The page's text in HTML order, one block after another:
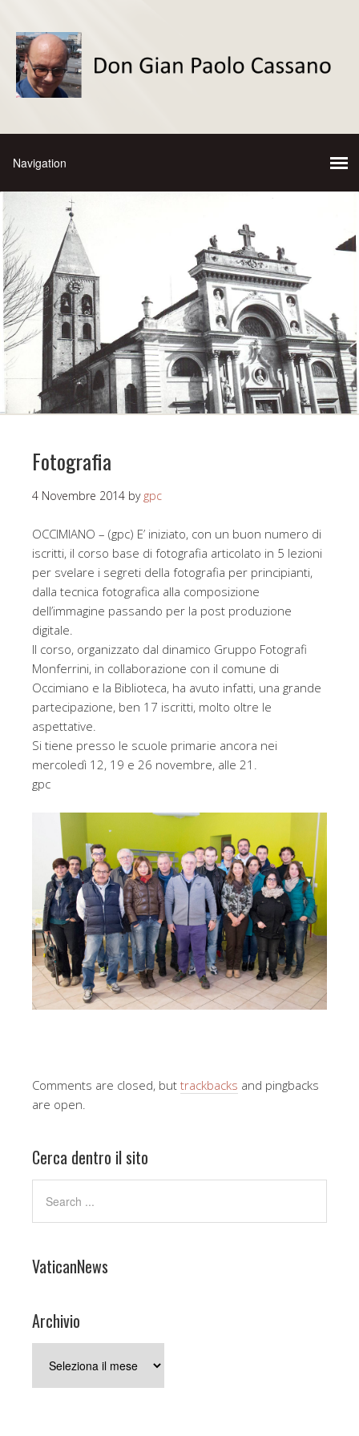
Fotografia
4 Novembre 2014 by gpc
OCCIMIANO – (gpc) E’ iniziato, con un buon numero di
iscritti, il corso base di fotografia articolato in 5 lezioni
per svelare i segreti della fotografia per principianti,
dalla tecnica fotografica alla composizione
dell’immagine passando per la post produzione
digitale.
Il corso, organizzato dal dinamico Gruppo Fotografi
Monferrini, in collaborazione con il comune di
Occimiano e la Biblioteca, ha avuto infatti, una grande
partecipazione, ben 17 iscritti, molto oltre le
aspettative.
Si tiene presso le scuole primarie ancora nei
mercoledì 12, 19 e 26 novembre, alle 21.
gpc
Comments are closed, but trackbacks and pingbacks
are open.
Cerca dentro il sito
VaticanNews
Archivio